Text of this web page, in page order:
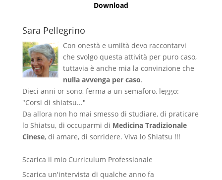
Download
Sara Pellegrino
Con onestà e umiltà devo raccontarvi
che svolgo questa attività per puro caso,
tuttavia è anche mia la convinzione che
nulla avvenga per caso.
Dieci anni or sono, ferma a un semaforo, leggo:
"Corsi di shiatsu..."
Da allora non ho mai smesso di studiare, di praticare
lo Shiatsu, di occuparmi di Medicina Tradizionale
Cinese, di amare, di sorridere. Viva lo Shiatsu !!!
Scarica il mio Curriculum Professionale
Scarica un'intervista di qualche anno fa